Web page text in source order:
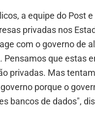
a equipe do Post
privadas nos
com o governo de
Pensamos que estas
privadas. Mas
porque o
bancos de dados",